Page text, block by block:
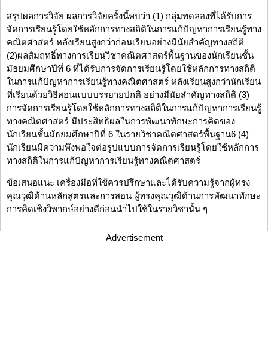
สรุปผลการวิจัย ผลการวิจัยครั้งนี้พบว่า (1) กลุ่มทดลองที่ได้รับการ
จัดการเรียนรู้โดยใช้หลักการทางสถิติในการแก้ปัญหาการเรียนรู้ทาง
คณิตศาสตร์ หลังเรียนสูงกว่าก่อนเรียนอย่างมีนัยสำคัญทางสถิติ
(2)ผลสัมฤทธิ์ทางการเรียนวิชาคณิตศาสตร์พื้นฐานของนักเรียนชั้น
มัธยมศึกษาปีที่ 6 ที่ได้รับการจัดการเรียนรู้โดยใช้หลักการทางสถิติ
ในการแก้ปัญหาการเรียนรู้ทางคณิตศาสตร์ หลังเรียนสูงกว่านักเรียน
ที่เรียนด้วยวิธีสอนแบบบรรยายปกติ อย่างมีนัยสำคัญทางสถิติ (3)
การจัดการเรียนรู้โดยใช้หลักการทางสถิติในการแก้ปัญหาการเรียนรู้
ทางคณิตศาสตร์ มีประสิทธิผลในการพัฒนาทักษะการคิดของ
นักเรียนชั้นมัธยมศึกษาปีที่ 6 ในรายวิชาคณิตศาสตร์พื้นฐาน6 (4)
นักเรียนมีความพึงพอใจต่อรูปแบบการจัดการเรียนรู้โดยใช้หลักการ
ทางสถิติในการแก้ปัญหาการเรียนรู้ทางคณิตศาสตร์
ข้อเสนอแนะ เครื่องมือที่ใช้ควรปรึกษาและได้รับความรู้จากผู้ทรง
คุณวุฒิด้านหลักสูตรและการสอน ผู้ทรงคุณวุฒิด้านการพัฒนาทักษะ
การคิดเชิงวิพากษ์อย่างดีก่อนนำไปใช้ในรายวิชานั้น ๆ
Advertisement